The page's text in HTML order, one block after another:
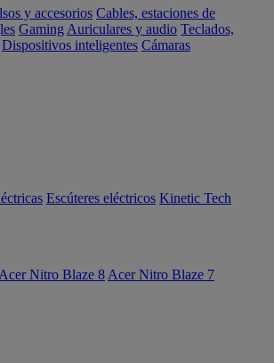
y accesorios Cables, estaciones de
Gaming Auriculares y audio Teclados,
Dispositivos inteligentes Cámaras
Escúteres eléctricos Kinetic Tech
Acer Nitro Blaze 8 Acer Nitro Blaze 7